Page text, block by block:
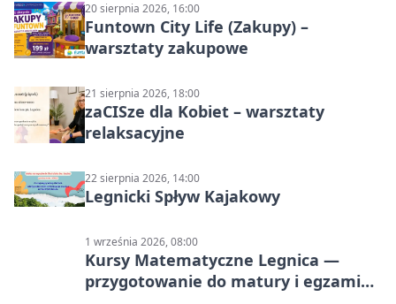
20 sierpnia 2026, 16:00
Funtown City Life (Zakupy) –
warsztaty zakupowe
21 sierpnia 2026, 18:00
zaCISze dla Kobiet – warsztaty
relaksacyjne
22 sierpnia 2026, 14:00
Legnicki Spływ Kajakowy
1 września 2026, 08:00
Kursy Matematyczne Legnica —
przygotowanie do matury i egzaminu